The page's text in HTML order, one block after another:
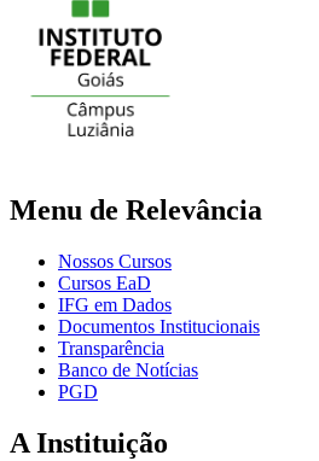
Menu de Relevância
Nossos Cursos
Cursos EaD
IFG em Dados
Documentos Institucionais
Transparência
Banco de Notícias
PGD
A Instituição